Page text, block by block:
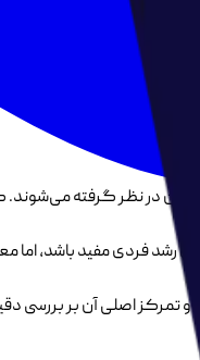
نگاه شکل گرفته است؛ نگاهی
در نظر گرفته می‌شوند.
رشد فردی مفید باشد،
تمرکز اصلی آن بر بررسی